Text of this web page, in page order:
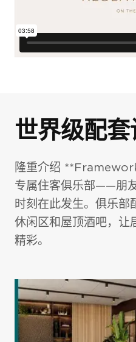
世界级配
隆重介绍
专属住客俱乐部——朋
时刻在此发生。俱乐部
休闲区和屋顶酒吧，让
精彩。